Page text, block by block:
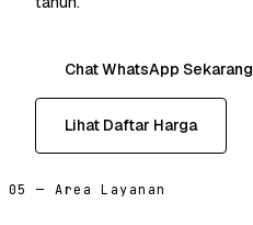
Chat WhatsApp Sekarang
Lihat Daftar Harga
05 — Area Layanan